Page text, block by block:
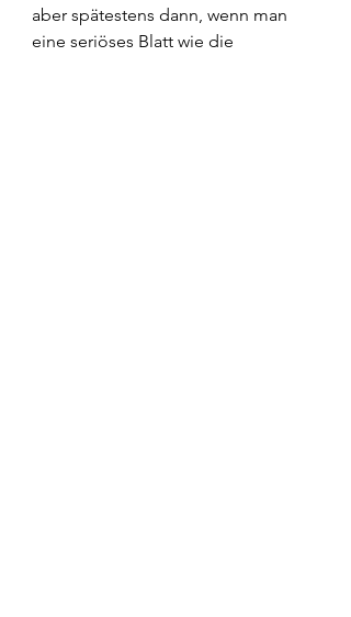
aber spätestens dann, wenn man
eine seriöses Blatt wie die